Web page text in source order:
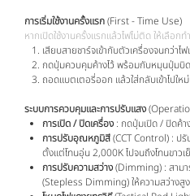
การเริ่มใช้งานครั้งแรก(First - Time Use)
หากเปิดใช้งานครั้งแรกแล้วไฟไม่ติด ให้เลือก
เสียบสายชาร์จเข้ากับตัวเครื่องจนกว่า
กดปุ่มควบคุมค้างไว้ พร้อมกับหมุนปุ่มบิ
ถอดแบตเตอรี่ออก แล้วใส่กลับเข้าไปให
ระบบการควบคุมและการปรับแสง
การเปิด / ปิดเครื่อง : กดปุ่มเปิด / ปิดค้า
การปรับอุณหภูมิสี(CCT Control) : ปรั
ตั้งแต่โทนอุ่น 2,000K ไปจนถึงโทนขาว
การปรับความสว่าง(Dimming) : สามา
(Stepless Dimming) ให้ความสว่างสู